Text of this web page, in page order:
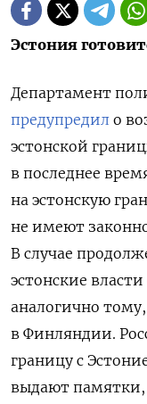
Эстония
Департамент
предупредил о
эстонской
в последнее
на эстонскую
не имеют
В случае
эстонские
аналогично
в Финляндии.
границу с
выдают